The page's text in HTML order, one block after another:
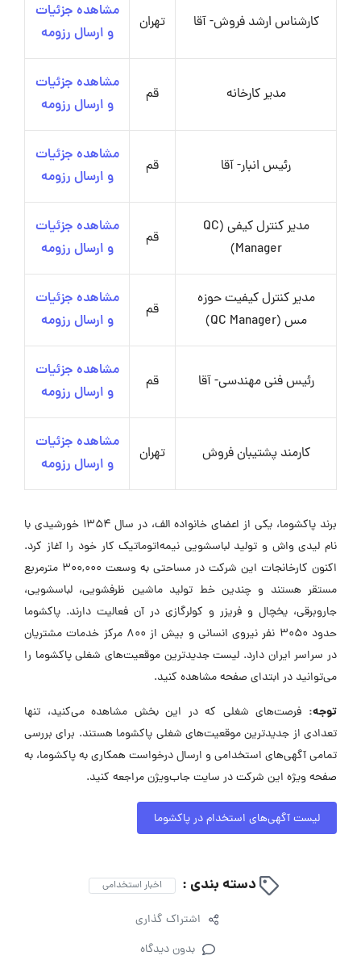
کارشناس ارشد فروش- آقا تهران
مشاهده جزئیات
و ارسال رزومه
مدیر کارخانه قم
مشاهده جزئیات
و ارسال رزومه
رئیس انبار- آقا قم
مشاهده جزئیات
و ارسال رزومه
مدیر کنترل کیفی (QC
Manager)
قم
مشاهده جزئیات
و ارسال رزومه
مدیر کنترل کیفیت حوزه
مس (QC Manager)
قم
مشاهده جزئیات
و ارسال رزومه
رئیس فنی مهندسی- آقا قم
مشاهده جزئیات
و ارسال رزومه
کارمند پشتیبان فروش تهران
مشاهده جزئیات
و ارسال رزومه
برند پاکشوما، یکی از اعضای خانواده الف، در سال ۱۳۵۴ خورشیدی با
نام لیدی واش و تولید لباسشویی نیمه‌اتوماتیک کار خود را آغاز کرد.
اکنون کارخانجات این شرکت در مساحتی به وسعت ۳۰۰,۰۰۰ مترمربع
مستقر هستند و چندین خط تولید ماشین ظرفشویی، لباسشویی،
جاروبرقی، یخچال و فریزر و کولرگازی در آن فعالیت دارند. پاکشوما
حدود ۳۰۵۰ نفر نیروی انسانی و بیش از ۸۰۰ مرکز خدمات مشتریان
در سراسر ایران دارد. لیست جدیدترین موقعیت‌های شغلی پاکشوما را
می‌توانید در ابتدای صفحه مشاهده کنید.
توجه: فرصت‌های شغلی که در این بخش مشاهده می‌کنید، تنها
تعدادی از جدیدترین موقعیت‌های شغلی پاکشوما هستند. برای بررسی
تمامی آگهی‌های استخدامی و ارسال درخواست همکاری به پاکشوما، به
صفحه ویژه این شرکت در سایت جاب‌ویژن مراجعه کنید.
لیست آگهی‌های استخدام در پاکشوما
دسته بندی : اخبار استخدامی
اشتراک گذاری
بدون دیدگاه